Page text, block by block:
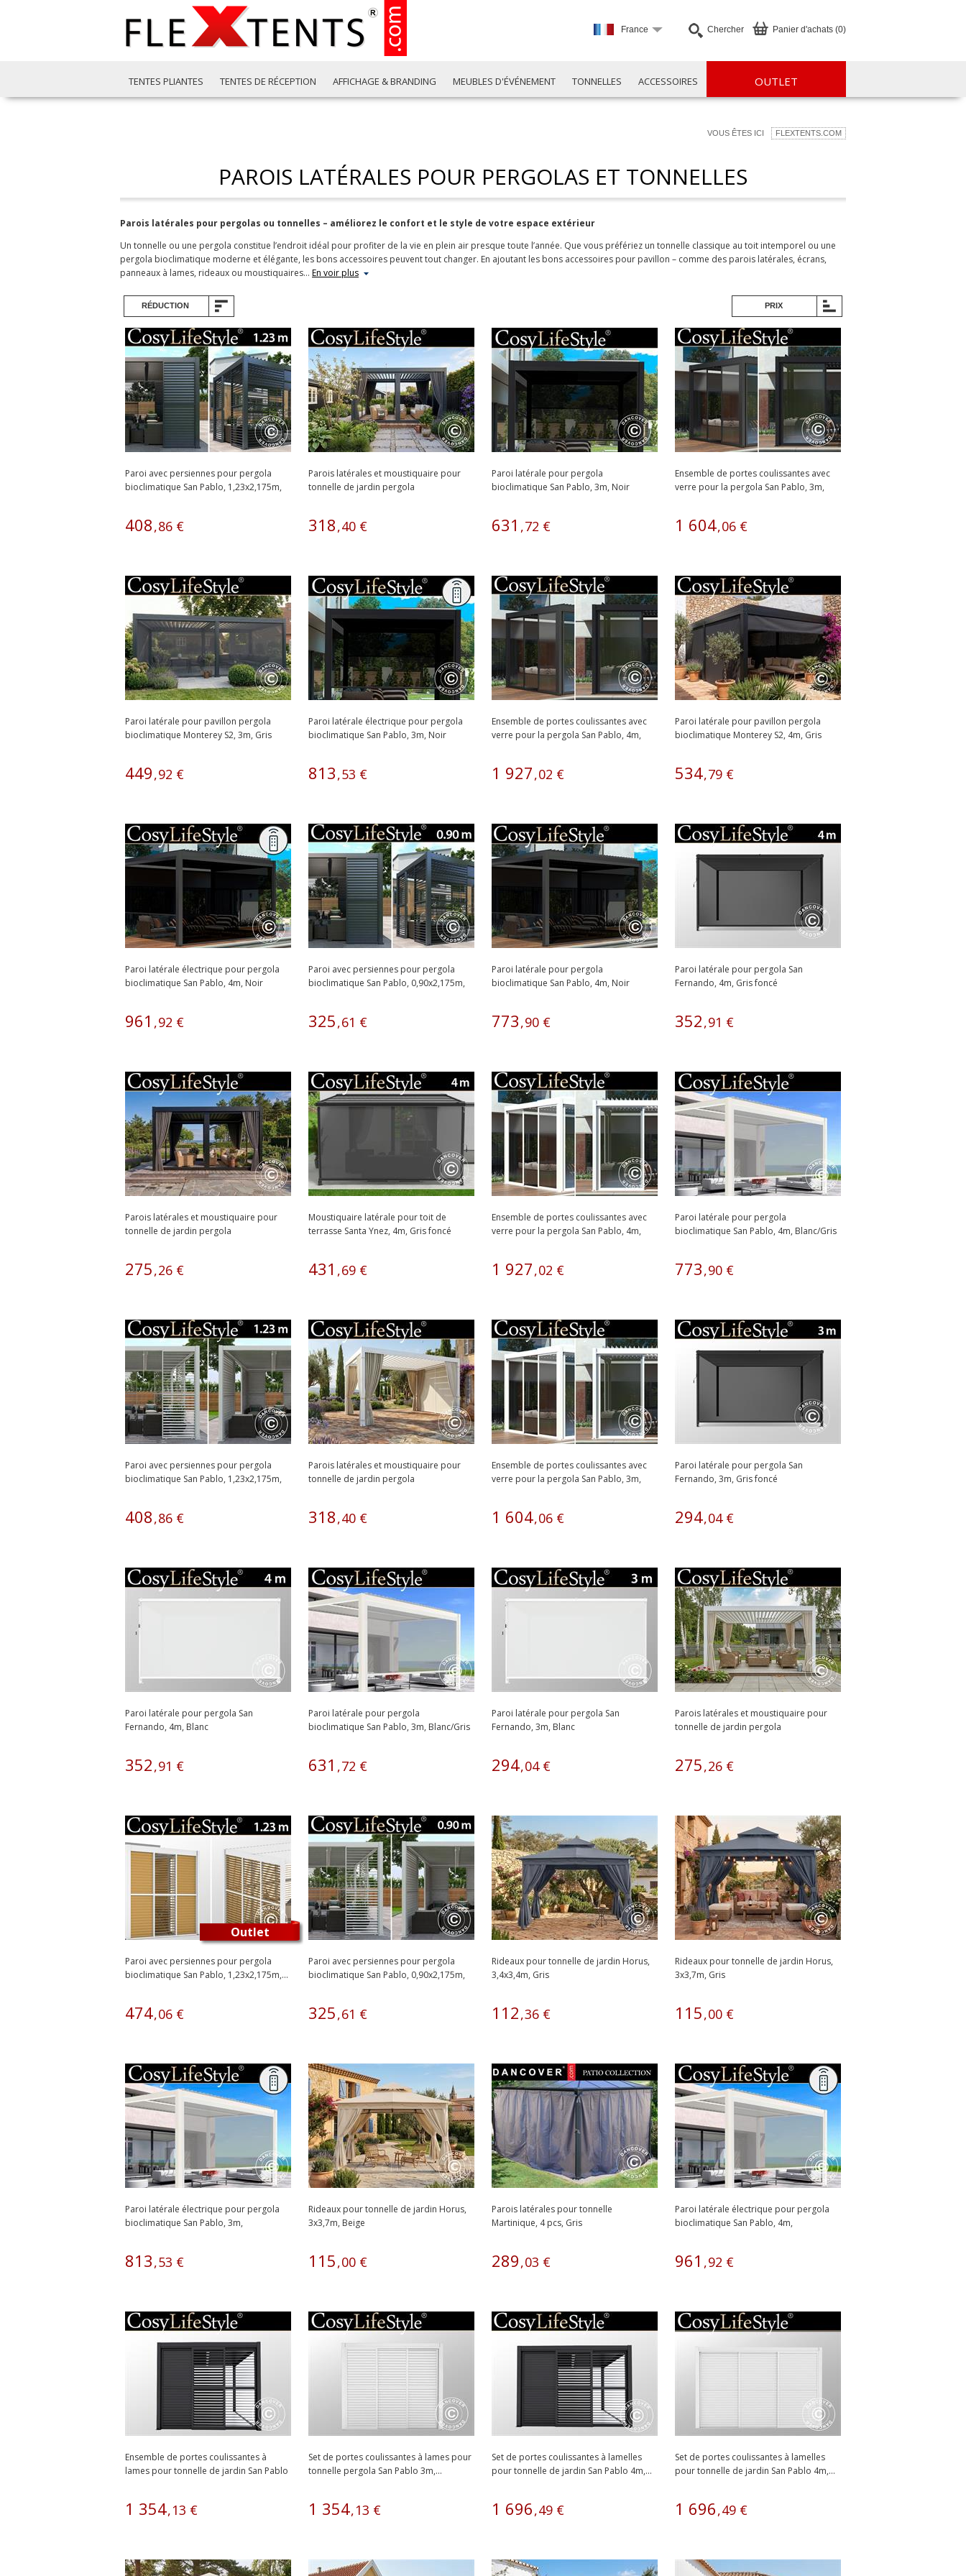
Panier d'achats (0)
Chercher
France
TENTES PLIANTES TENTES DE RÉCEPTION AFFICHAGE & BRANDING MEUBLES D'ÉVÉNEMENT TONNELLES ACCESSOIRES OUTLET
VOUS ÊTES ICI FLEXTENTS.COM
PAROIS LATÉRALES POUR PERGOLAS ET TONNELLES
Parois latérales pour pergolas ou tonnelles – améliorez le confort et le style de votre espace extérieur
Un tonnelle ou une pergola constitue l’endroit idéal pour profiter de la vie en plein air presque toute l’année. Que vous préfériez un tonnelle classique au toit intemporel ou une
pergola bioclimatique moderne et élégante, les bons accessoires peuvent tout changer. En ajoutant les bons accessoires pour pavillon – comme des parois latérales, écrans,
panneaux à lames, rideaux ou moustiquaires… En voir plus
RÉDUCTION PRIX
Paroi avec persiennes pour pergola
bioclimatique San Pablo, 1,23x2,175m,
408,86 €
Parois latérales et moustiquaire pour
tonnelle de jardin pergola
318,40 €
Paroi latérale pour pergola
bioclimatique San Pablo, 3m, Noir
631 ,72 €
Ensemble de portes coulissantes avec
verre pour la pergola San Pablo, 3m,
1 604,06 €
Paroi latérale pour pavillon pergola
bioclimatique Monterey S2, 3m, Gris
449,92 €
Paroi latérale électrique pour pergola
bioclimatique San Pablo, 3m, Noir
813,53 €
Ensemble de portes coulissantes avec
verre pour la pergola San Pablo, 4m,
1 927,02 €
Paroi latérale pour pavillon pergola
bioclimatique Monterey S2, 4m, Gris
534,79 €
Paroi latérale électrique pour pergola
bioclimatique San Pablo, 4m, Noir
961 ,92 €
Paroi avec persiennes pour pergola
bioclimatique San Pablo, 0,90x2,175m,
325,61 €
Paroi latérale pour pergola
bioclimatique San Pablo, 4m, Noir
773,90 €
Paroi latérale pour pergola San
Fernando, 4m, Gris foncé
352,91 €
Parois latérales et moustiquaire pour
tonnelle de jardin pergola
275,26 €
Moustiquaire latérale pour toit de
terrasse Santa Ynez, 4m, Gris foncé
431 ,69 €
Ensemble de portes coulissantes avec
verre pour la pergola San Pablo, 4m,
1 927,02 €
Paroi latérale pour pergola
bioclimatique San Pablo, 4m, Blanc/Gris
773,90 €
Paroi avec persiennes pour pergola
bioclimatique San Pablo, 1,23x2,175m,
408,86 €
Parois latérales et moustiquaire pour
tonnelle de jardin pergola
318,40 €
Ensemble de portes coulissantes avec
verre pour la pergola San Pablo, 3m,
1 604,06 €
Paroi latérale pour pergola San
Fernando, 3m, Gris foncé
294,04€
Paroi latérale pour pergola San
Fernando, 4m, Blanc
352,91 €
Paroi latérale pour pergola
bioclimatique San Pablo, 3m, Blanc/Gris
631 ,72 €
Paroi latérale pour pergola San
Fernando, 3m, Blanc
294,04€
Parois latérales et moustiquaire pour
tonnelle de jardin pergola
275,26 €
Paroi avec persiennes pour pergola
bioclimatique San Pablo, 1,23x2,175m,...
474,06 €
Outlet
Paroi avec persiennes pour pergola
bioclimatique San Pablo, 0,90x2,175m,
325,61 €
Rideaux pour tonnelle de jardin Horus,
3,4x3,4m, Gris
112,36 €
Rideaux pour tonnelle de jardin Horus,
3x3,7m, Gris
115,00 €
Paroi latérale électrique pour pergola
bioclimatique San Pablo, 3m,
813,53 €
Rideaux pour tonnelle de jardin Horus,
3x3,7m, Beige
115,00 €
Parois latérales pour tonnelle
Martinique, 4 pcs, Gris
289,03 €
Paroi latérale électrique pour pergola
bioclimatique San Pablo, 4m,
961 ,92 €
Ensemble de portes coulissantes à
lames pour tonnelle de jardin San Pablo
1 354,13 €
Set de portes coulissantes à lames pour
tonnelle pergola San Pablo 3m,...
1 354,13 €
Set de portes coulissantes à lamelles
pour tonnelle de jardin San Pablo 4m,...
1 696,49 €
Set de portes coulissantes à lamelles
pour tonnelle de jardin San Pablo 4m,...
1 696,49 €